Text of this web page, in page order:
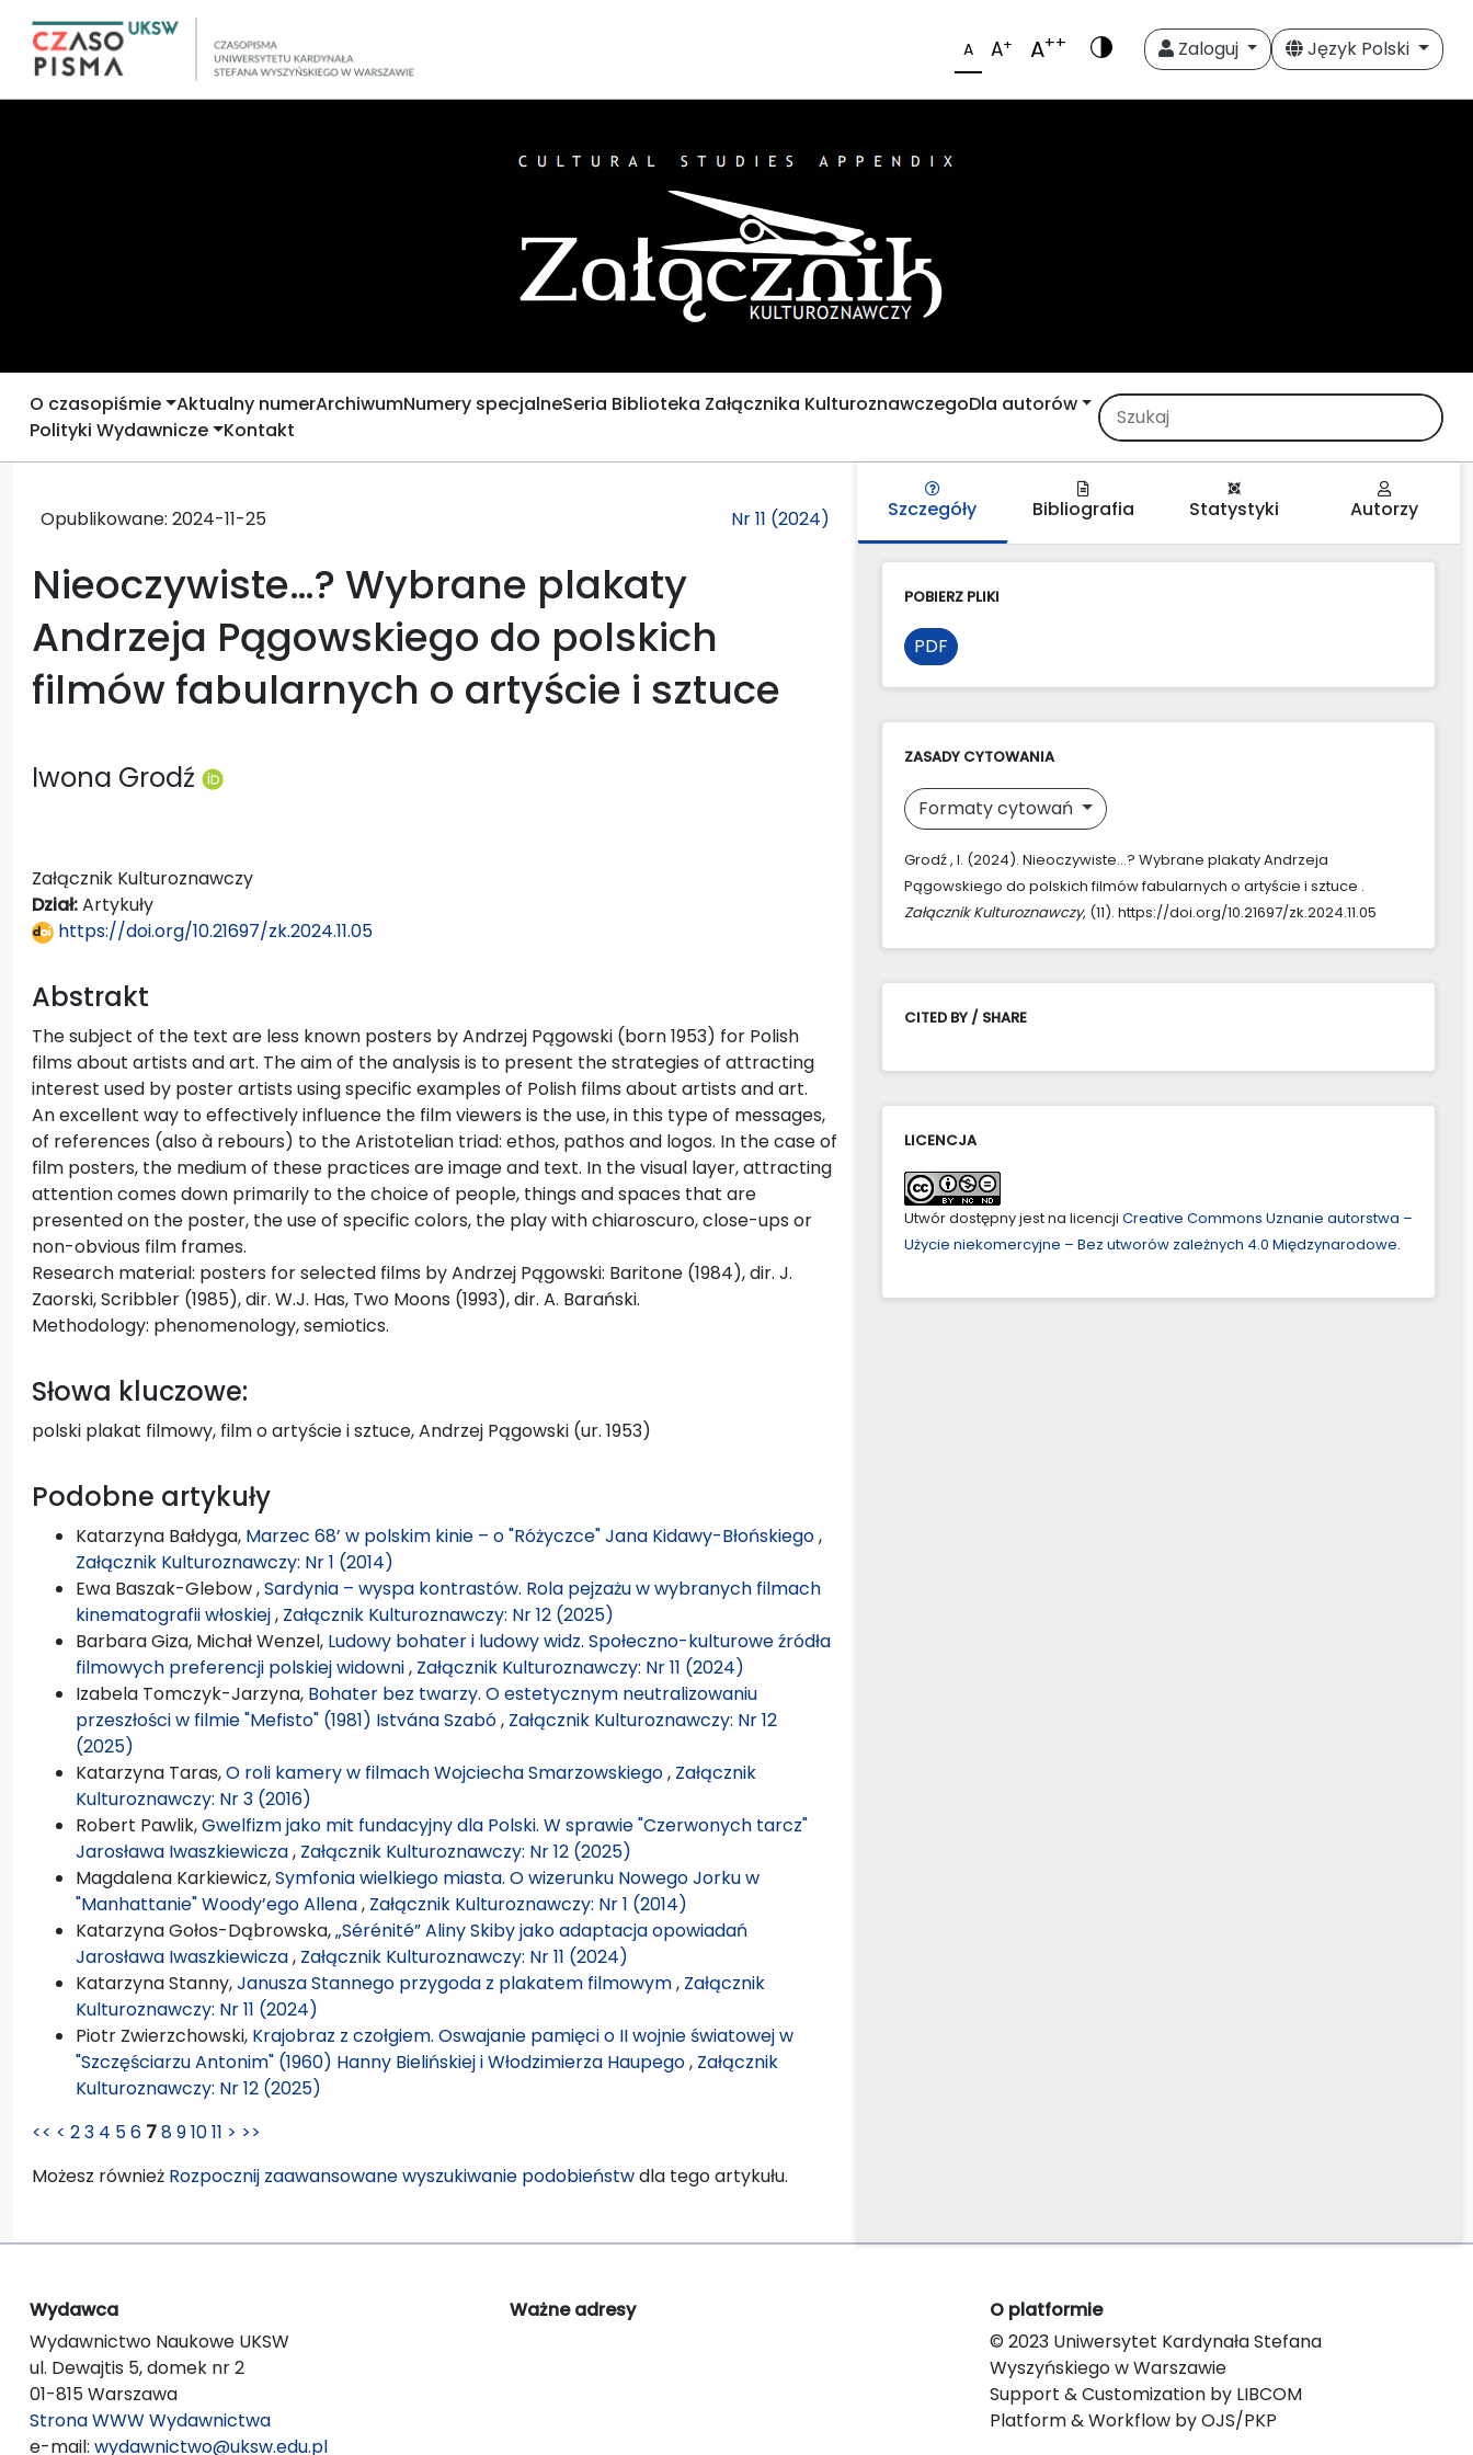
A A+ A++ Zaloguj Język Polski
O czasopiśmie Aktualny numerArchiwumNumery specjalneSeria Biblioteka Załącznika KulturoznawczegoDla autorów
Polityki Wydawnicze Kontakt
Opublikowane: 2024-11-25 Nr 11 (2024)
Nieoczywiste…? Wybrane plakaty
Andrzeja Pągowskiego do polskich
filmów fabularnych o artyście i sztuce
Iwona Grodź
Załącznik Kulturoznawczy
Dział:Artykuły
https://doi.org/10.21697/zk.2024.11.05
Abstrakt
The subject of the text are less known posters by Andrzej Pągowski (born 1953) for Polish
films about artists and art. The aim of the analysis is to present the strategies of attracting
interest used by poster artists using specific examples of Polish films about artists and art.
An excellent way to effectively influence the film viewers is the use, in this type of messages,
of references (also à rebours) to the Aristotelian triad: ethos, pathos and logos. In the case of
film posters, the medium of these practices are image and text. In the visual layer, attracting
attention comes down primarily to the choice of people, things and spaces that are
presented on the poster, the use of specific colors, the play with chiaroscuro, close-ups or
non-obvious film frames.
Research material: posters for selected films by Andrzej Pągowski: Baritone (1984), dir. J.
Zaorski, Scribbler (1985), dir. W.J. Has, Two Moons (1993), dir. A. Barański.
Methodology: phenomenology, semiotics.
Słowa kluczowe:
polski plakat filmowy, film o artyście i sztuce, Andrzej Pągowski (ur. 1953)
Podobne artykuły
Katarzyna Bałdyga, Marzec 68’ w polskim kinie – o "Różyczce" Jana Kidawy-Błońskiego,
Załącznik Kulturoznawczy: Nr 1 (2014)
Ewa Baszak-Glebow ,Sardynia – wyspa kontrastów. Rola pejzażu w wybranych filmach
kinematografii włoskiej, Załącznik Kulturoznawczy: Nr 12 (2025)
Barbara Giza, Michał Wenzel, Ludowy bohater i ludowy widz. Społeczno-kulturowe źródła
filmowych preferencji polskiej widowni, Załącznik Kulturoznawczy: Nr 11 (2024)
Izabela Tomczyk-Jarzyna, Bohater bez twarzy. O estetycznym neutralizowaniu
przeszłości w filmie "Mefisto" (1981) Istvána Szabó, Załącznik Kulturoznawczy: Nr 12
(2025)
Katarzyna Taras,O roli kamery w filmach Wojciecha Smarzowskiego, Załącznik
Kulturoznawczy: Nr 3 (2016)
Robert Pawlik,Gwelfizm jako mit fundacyjny dla Polski. W sprawie "Czerwonych tarcz"
Jarosława Iwaszkiewicza, Załącznik Kulturoznawczy: Nr 12 (2025)
Magdalena Karkiewicz,Symfonia wielkiego miasta. O wizerunku Nowego Jorku w
"Manhattanie" Woody’ego Allena, Załącznik Kulturoznawczy: Nr 1 (2014)
Katarzyna Gołos-Dąbrowska,„Sérénité” Aliny Skiby jako adaptacja opowiadań
Jarosława Iwaszkiewicza, Załącznik Kulturoznawczy: Nr 11 (2024)
Katarzyna Stanny,Janusza Stannego przygoda z plakatem filmowym, Załącznik
Kulturoznawczy: Nr 11 (2024)
Piotr Zwierzchowski, Krajobraz z czołgiem. Oswajanie pamięci o II wojnie światowej w
"Szczęściarzu Antonim" (1960) Hanny Bielińskiej i Włodzimierza Haupego, Załącznik
Kulturoznawczy: Nr 12 (2025)
<< < 23 4 56 7891011 > >>
Możesz również Rozpocznij zaawansowane wyszukiwanie podobieństwdla tego artykułu.
Szczegóły Bibliografia Statystyki Autorzy
POBIERZ PLIKI
PDF
ZASADY CYTOWANIA
Formaty cytowań
Grodź , I. (2024). Nieoczywiste…? Wybrane plakaty Andrzeja
Pągowskiego do polskich filmów fabularnych o artyście i sztuce .
Załącznik Kulturoznawczy, (11). https://doi.org/10.21697/zk.2024.11.05
CITED BY / SHARE
LICENCJA
Utwór dostępny jest na licencji Creative Commons Uznanie autorstwa –
Użycie niekomercyjne – Bez utworów zależnych 4.0 Międzynarodowe.
Wydawca
Wydawnictwo Naukowe UKSW
ul. Dewajtis 5, domek nr 2
01-815 Warszawa
Strona WWW Wydawnictwa
e-mail: wydawnictwo@uksw.edu.pl
Ważne adresy
O platformie
© 2023 Uniwersytet Kardynała Stefana
Wyszyńskiego w Warszawie
Support & Customization by LIBCOM
Platform & Workflow by OJS/PKP